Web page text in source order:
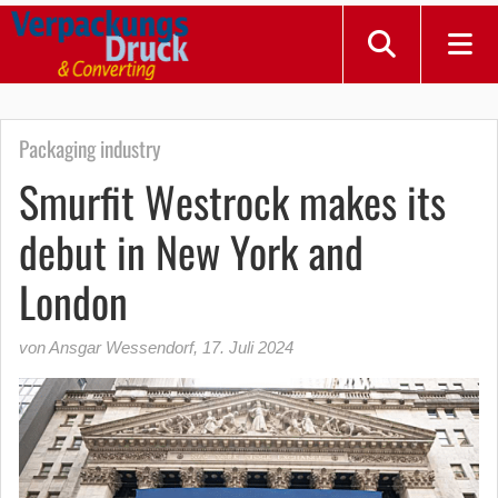
Packaging industry
Smurfit Westrock makes its
debut in New York and
London
von Ansgar Wessendorf, 17. Juli 2024